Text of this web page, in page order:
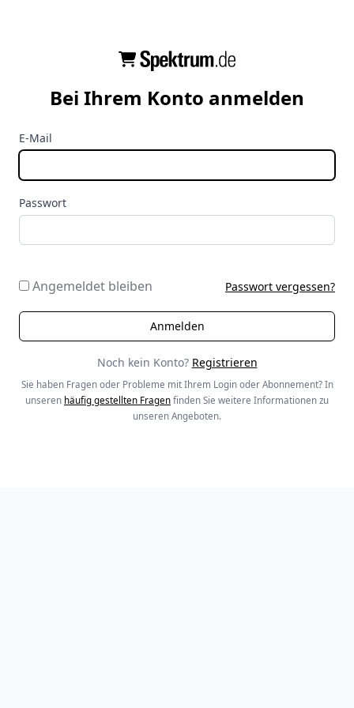
Bei Ihrem Konto anmelden
E-Mail
Passwort
Angemeldet bleiben Passwort vergessen?
Noch kein Konto? Registrieren
Sie haben Fragen oder Probleme mit Ihrem Login oder Abonnement? In
unseren häufig gestellten Fragen finden Sie weitere Informationen zu
unseren Angeboten.